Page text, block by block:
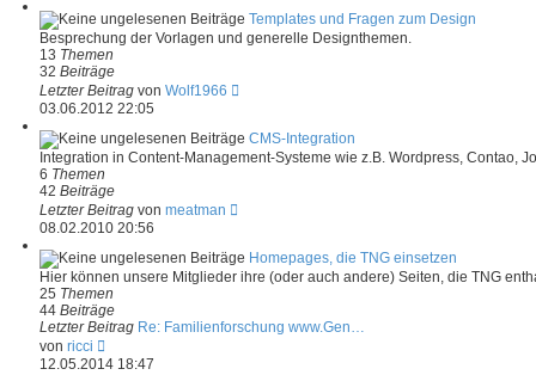
t
r
e
s
t
e
r
B
e
i
t
a
g
Templates und Fragen zum Design
Besprechung der Vorlagen und generelle Designthemen.
13 Themen
32 Beiträge
Letzter Beitrag von Wolf1966
e
s
i
t
g
03.06.2012 22:05
CMS-Integration
Integration in Content-Management-Systeme wie z.B. Wordpress, Contao,
6 Themen
42 Beiträge
Letzter Beitrag von meatman
e
s
r
08.02.2010 20:56
Homepages, die TNG einsetzen
Hier können unsere Mitglieder ihre (oder auch andere) Seiten, die TNG
25 Themen
44 Beiträge
Letzter Beitrag Re: Familienforschung www.Gen…
von ricci
e
12.05.2014 18:47